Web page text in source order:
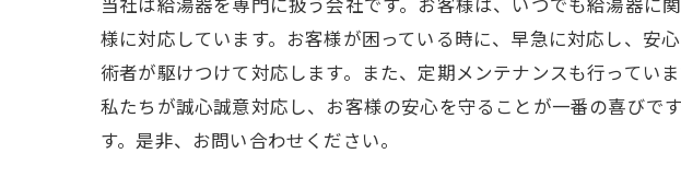
様に対応しています。お客様が困っている時に、早急に対応し、安
術者が駆けつけて対応します。また、定期メンテナンスも行ってい
私たちが誠心誠意対応し、お客様の安心を守ることが一番の喜びで
す。是非、お問い合わせください。